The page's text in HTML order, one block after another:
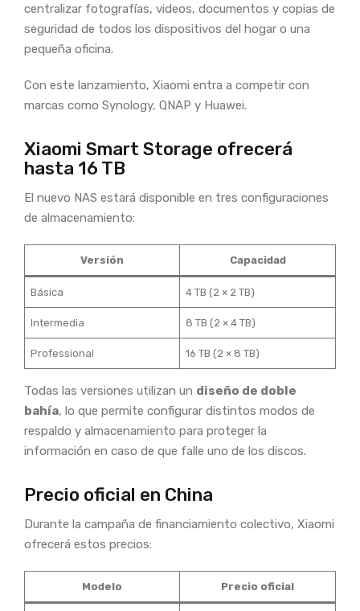
centralizar fotografías, videos, documentos y copias de
seguridad de todos los dispositivos del hogar o una
pequeña oficina.
Con este lanzamiento, Xiaomi entra a competir con
marcas como Synology, QNAP y Huawei.
Xiaomi Smart Storage ofrecerá
hasta 16 TB
El nuevo NAS estará disponible en tres configuraciones
de almacenamiento:
Versión Capacidad
Básica 4 TB (2 × 2 TB)
Intermedia 8 TB (2 × 4 TB)
Professional 16 TB (2 × 8 TB)
Todas las versiones utilizan un diseño de doble
bahía, lo que permite configurar distintos modos de
respaldo y almacenamiento para proteger la
información en caso de que falle uno de los discos.
Precio oficial en China
Durante la campaña de financiamiento colectivo, Xiaomi
ofrecerá estos precios:
Modelo Precio oficial